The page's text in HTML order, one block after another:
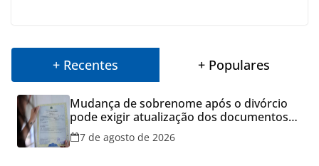
+ Recentes + Populares
Mudança de sobrenome após o divórcio
pode exigir atualização dos documentos
dos filhos para evitar transtornos
7 de agosto de 2026